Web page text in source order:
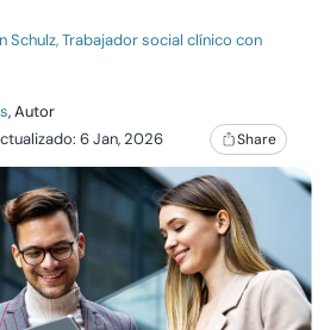
Schulz, Trabajador social clínico con
, Autor
6 Jan, 2026 Share